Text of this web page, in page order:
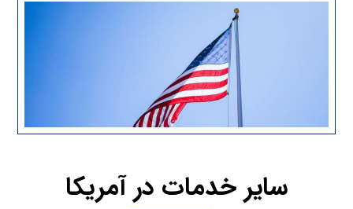
سایر خدمات در آمریکا